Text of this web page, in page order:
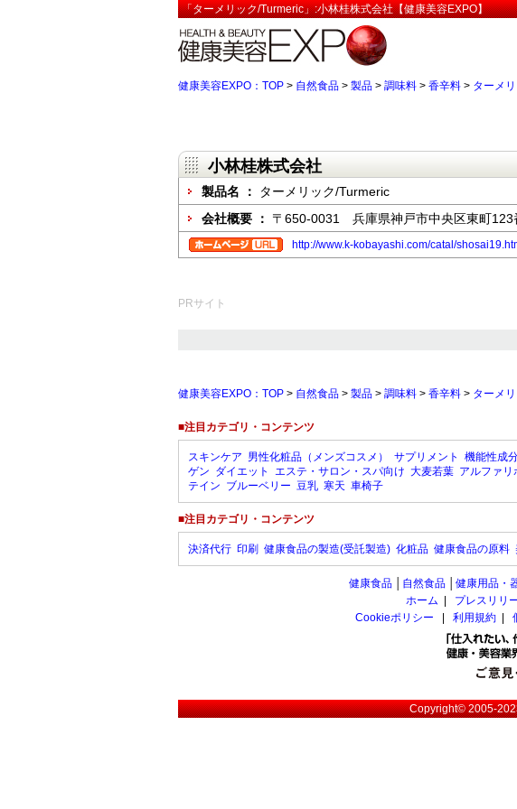
「ターメリック/Turmeric」:小林桂株式会社【健康美容EXPO】
健康美容EXPO：TOP > 自然食品 > 製品 > 調味料 > 香辛料 > ターメ
小林桂株式会社
製品名 ：
ターメリック/Turmeric
会社概要 ： 〒650-0031 兵庫県神戸市中央区東町123
http://www.k-kobayashi.com/catal/
PRサイト
健康美容EXPO：TOP > 自然食品 > 製品 > 調味料 > 香辛料 > ターメ
■注目カテゴリ・コンテンツ
スキンケア 男性化粧品（メンズコスメ） サプリメント 機能性成
ゲン ダイエット エステ・サロン・スパ向け 大麦若葉 アルファリ
テイン ブルーベリー 豆乳 寒天 車椅子
■注目カテゴリ・コンテンツ
決済代行 印刷 健康食品の製造(受託製造) 化粧品 健康食品の原料
健康食品 自然食品 健康用品・
ホーム
プレスリリ
Cookieポリシー
利用規約
Copyright© 2005-